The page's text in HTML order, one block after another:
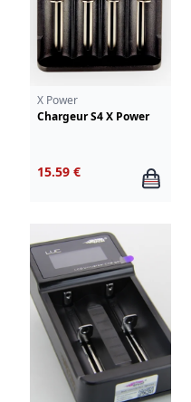
X Power
Chargeur S4 X Power
15.59 €